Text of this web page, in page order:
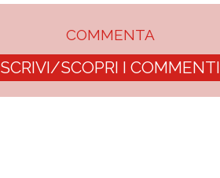
COMMENTA
SCRIVI/SCOPRI I COMMENTI